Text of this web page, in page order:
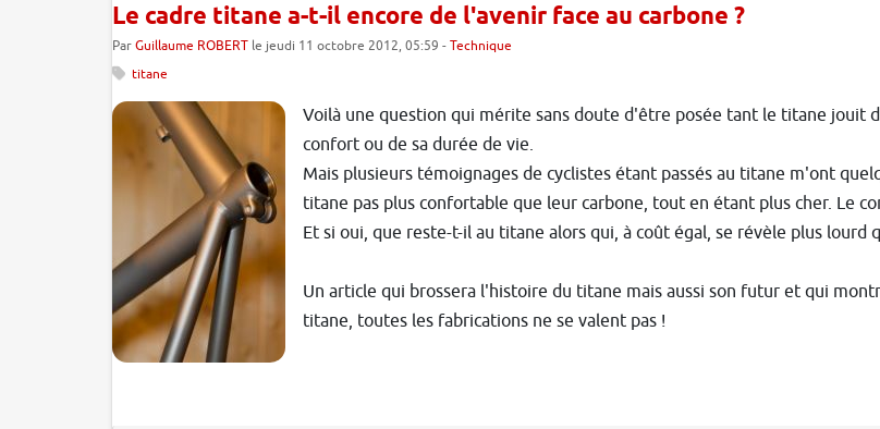
Le cadre titane a-t-il encore de l'avenir face au carbone ?
Par Guillaume ROBERT le jeudi 11 octobre 2012, 05:59 - Technique
titane
Voilà une question qui mérite sans doute d'être posée tant le titane jouit
confort ou de sa durée de vie.
Mais plusieurs témoignages de cyclistes étant passés au titane m'ont
titane pas plus confortable que leur carbone, tout en étant plus cher. Le
Et si oui, que reste-t-il au titane alors qui, à coût égal, se révèle plus lourd
Un article qui brossera l'histoire du titane mais aussi son futur et qui
titane, toutes les fabrications ne se valent pas !